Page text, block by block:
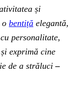
și
o bentiță elegantă,
personalitate,
exprimă cine
de a străluci –